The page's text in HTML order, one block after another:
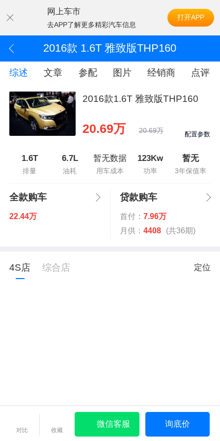
网上车市
去APP了解更多精彩汽车信息
打开APP
2016款 1.6T 雅致版THP160
综述 文章 参配 图片 经销商 点评
2016款1.6T 雅致版THP160
20.69万 20.69万 配置参数
1.6T
排量
6.7L
油耗
暂无数据
用车成本
123Kw
功率
暂无
3年保值率
全款购车
22.44万
贷款购车
首付： 7.96万
月供： 4408 (共36期)
4S店 综合店 定位
对比 收藏
微信客服 询底价